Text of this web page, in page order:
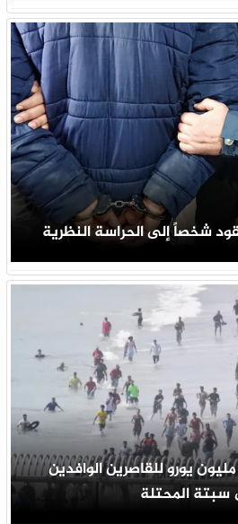
شخصاً إلى الحراسة النظرية
تخصص 25 مليون يورو للقاصرين الوافدين
المحتلة